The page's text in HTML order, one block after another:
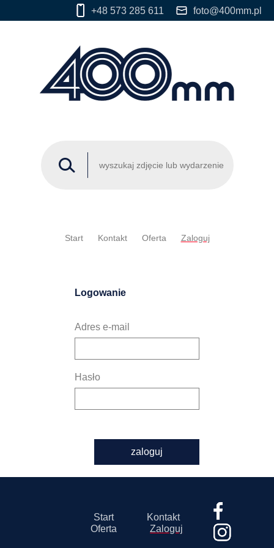
+48 573 285 611 foto@400mm.pl
Start Kontakt Oferta Zaloguj
Logowanie
Adres e-mail
Hasło
zaloguj
Start
Kontakt
Oferta
Zaloguj